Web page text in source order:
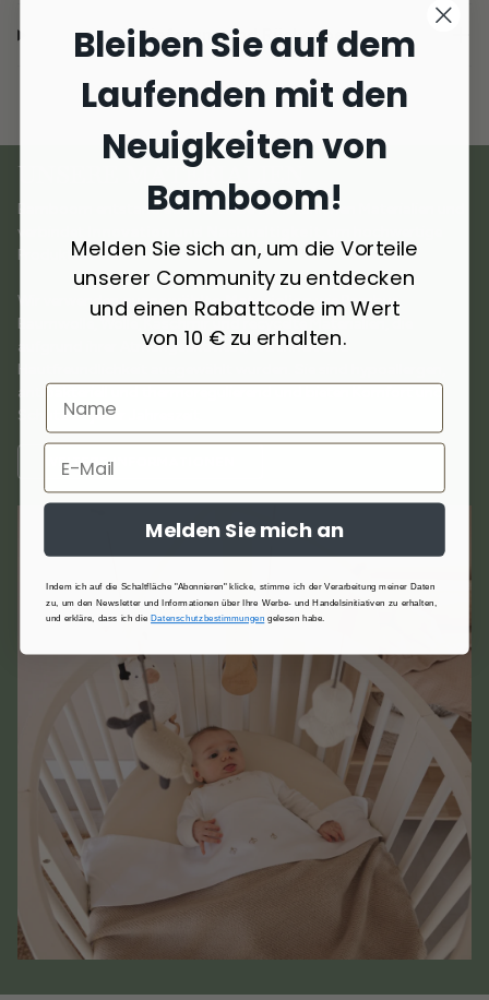
Lieferung und Rückgabe
UNSERE MATERIALIEN
Bamboom entstand aus der Liebe zu natürlichen Materialien und
verbindet
Produkte für Kinder zu schaffen.
Wir verwendenausgewählte Materialien wie Bambus,
Baumwolle, Wolle, Kaschmir und recycelte Materialien, die
aufgrund ihrer Atmungsaktivität, Weichheit und
Hautfreundlichkeit ausgewählt wurden. Sie sind hypoallergen,
antibakteriell und thermoregulierend und bieten Komfort und
Schutz zu jeder Jahreszeit.
WEITERE INFORMATIONEN
Bleiben Sie auf dem
Laufenden mit den
Neuigkeiten von
Bamboom!
Melden Sie sich an, um die Vorteile
unserer Community zu entdecken
und einen Rabattcode im Wert
von 10 € zu erhalten.
Melden Sie mich an
Indem ich auf die Schaltfläche "Abonnieren" klicke, stimme ich der Verarbeitung meiner Daten
zu, um den Newsletter und Informationen über Ihre Werbe- und Handelsinitiativen zu erhalten,
und erkläre, dass ich die Datenschutzbestimmungen gelesen habe.